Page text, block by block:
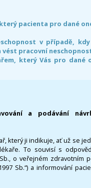
pacienta pro dané
v případě,
pracovní
který Vás pro dané
a podávání
který ji indikuje, ať už se
To souvisí s
o veřejném zdravotním
Sb.“) a informování